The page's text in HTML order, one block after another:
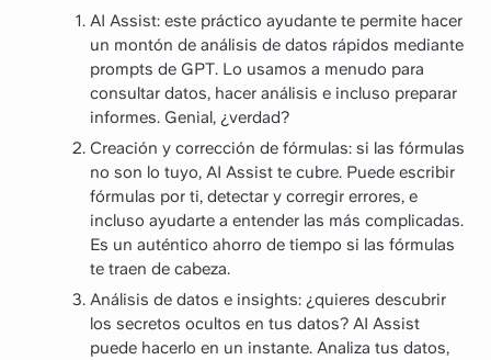
AI Assist: este práctico ayudante te permite hacer
un montón de análisis de datos rápidos mediante
prompts de GPT. Lo usamos a menudo para
consultar datos, hacer análisis e incluso preparar
informes. Genial, ¿verdad?
Creación y corrección de fórmulas: si las fórmulas
no son lo tuyo, AI Assist te cubre. Puede escribir
fórmulas por ti, detectar y corregir errores, e
incluso ayudarte a entender las más complicadas.
Es un auténtico ahorro de tiempo si las fórmulas
te traen de cabeza.
Análisis de datos e insights: ¿quieres descubrir
los secretos ocultos en tus datos? AI Assist
puede hacerlo en un instante. Analiza tus datos,